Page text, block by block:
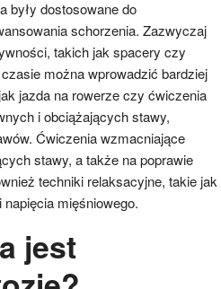
były dostosowane do
schorzenia. Zazwyczaj
takich jak spacery czy
można wprowadzić bardziej
jazda na rowerze czy ćwiczenia
i obciążających stawy,
Ćwiczenia wzmacniające
stawy, a także na poprawie
techniki relaksacyjne, takie jak
mięśniowego.
jest